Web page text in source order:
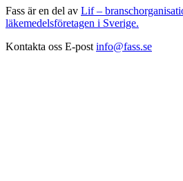
Fass är en del av Lif –
läkemedelsföretagen i Sverige.
Kontakta oss E-post info@fass.se